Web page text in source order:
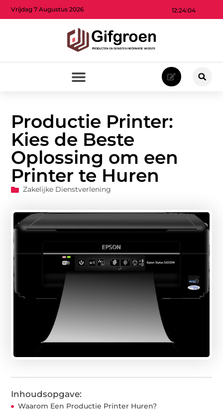
12:24:06
Vrijdag 7 Augustus 2026
Productie Printer:
Kies de Beste
Oplossing om een
Printer te Huren
Zakelijke Dienstverlening
Inhoudsopgave:
Waarom Een Productie Printer Huren?